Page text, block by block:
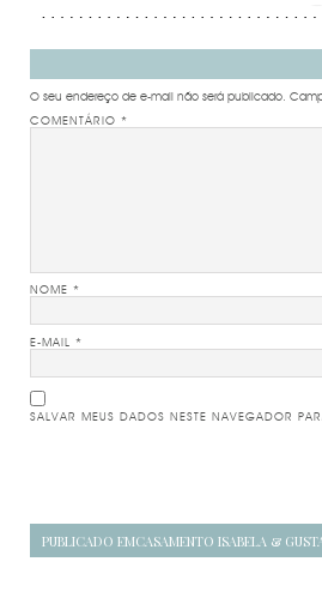
O seu endereço de e-mail não será publicado.
COMENTÁRIO *
NOME *
E-MAIL *
SALVAR MEUS DADOS NESTE NAVEGADOR
Navegação
PUBLICADO EMCASAMENTO ISABELA &